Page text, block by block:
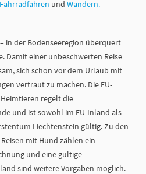
Fahrradfahren und Wandern.
in der Bodenseeregion überquert
Damit einer unbeschwerten Reise
sich schon vor dem Urlaub mit
vertraut zu machen. Die EU-
regelt die
und ist sowohl im EU-Inland als
Liechtenstein gültig. Zu den
mit Hund zählen ein
und eine gültige
sind weitere Vorgaben möglich.